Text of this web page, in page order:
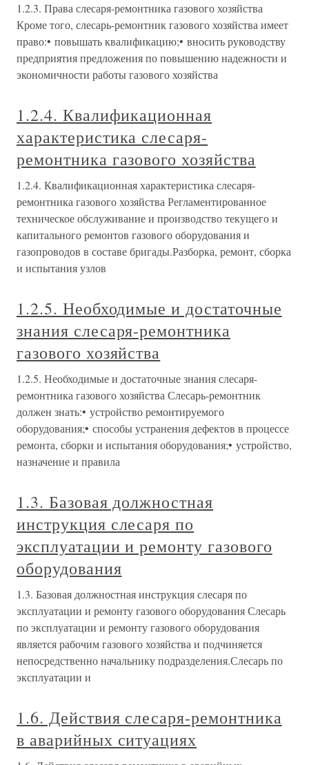
1.2.3. Права слесаря-ремонтника газового хозяйства
Кроме того, слесарь-ремонтник газового хозяйства имеет
право:• повышать квалификацию;• вносить руководству
предприятия предложения по повышению надежности и
экономичности работы газового хозяйства
1.2.4. Квалификационная
характеристика слесаря-
ремонтника газового хозяйства
1.2.4. Квалификационная характеристика слесаря-
ремонтника газового хозяйства Регламентированное
техническое обслуживание и производство текущего и
капитального ремонтов газового оборудования и
газопроводов в составе бригады.Разборка, ремонт, сборка
и испытания узлов
1.2.5. Необходимые и достаточные
знания слесаря-ремонтника
газового хозяйства
1.2.5. Необходимые и достаточные знания слесаря-
ремонтника газового хозяйства Слесарь-ремонтник
должен знать:• устройство ремонтируемого
оборудования;• способы устранения дефектов в процессе
ремонта, сборки и испытания оборудования;• устройство,
назначение и правила
1.3. Базовая должностная
инструкция слесаря по
эксплуатации и ремонту газового
оборудования
1.3. Базовая должностная инструкция слесаря по
эксплуатации и ремонту газового оборудования Слесарь
по эксплуатации и ремонту газового оборудования
является рабочим газового хозяйства и подчиняется
непосредственно начальнику подразделения.Слесарь по
эксплуатации и
1.6. Действия слесаря-ремонтника
в аварийных ситуациях